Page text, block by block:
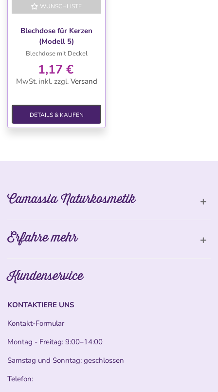
WUNSCHLISTE
Blechdose für Kerzen
(Modell 5)
Blechdose mit Deckel
1,17 €
MwSt. inkl. zzgl. Versand
DETAILS & KAUFEN
Camassia Naturkosmetik
Erfahre mehr
Kundenservice
KONTAKTIERE UNS
Kontakt-Formular
Montag - Freitag: 9:00–14:00
Samstag und Sonntag: geschlossen
Telefon: